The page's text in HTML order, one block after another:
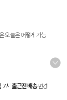
오늘은 어떻게 가능
7시 출근전 배송 변경